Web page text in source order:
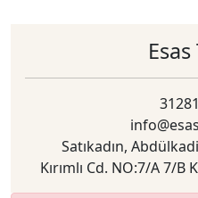
Esas
Satıkadın,
Kırımlı Cd. NO:7/A 7/